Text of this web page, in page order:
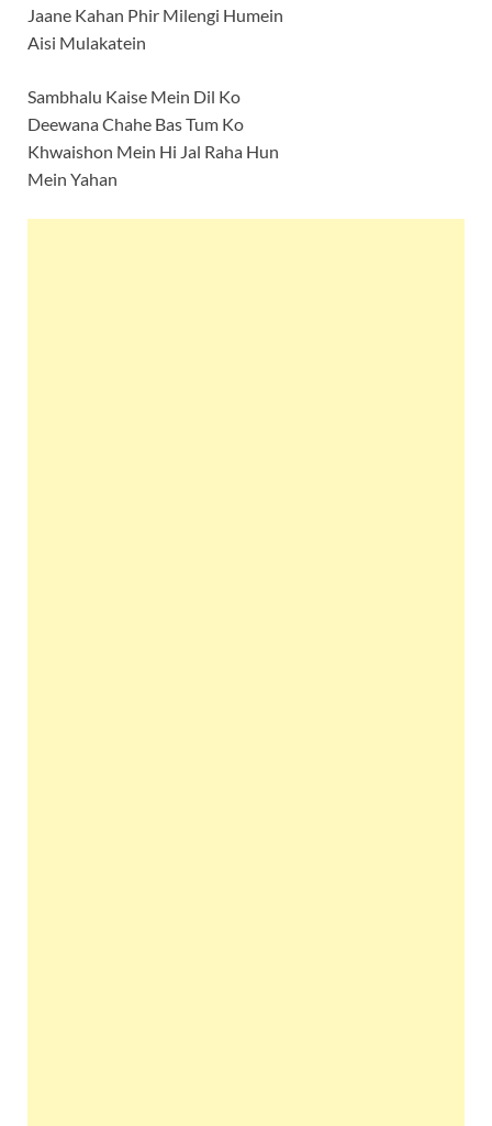
Jaane Kahan Phir Milengi Humein
Aisi Mulakatein
Sambhalu Kaise Mein Dil Ko
Deewana Chahe Bas Tum Ko
Khwaishon Mein Hi Jal Raha Hun
Mein Yahan